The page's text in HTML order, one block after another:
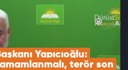
Yapıcıoğlu:
terör son